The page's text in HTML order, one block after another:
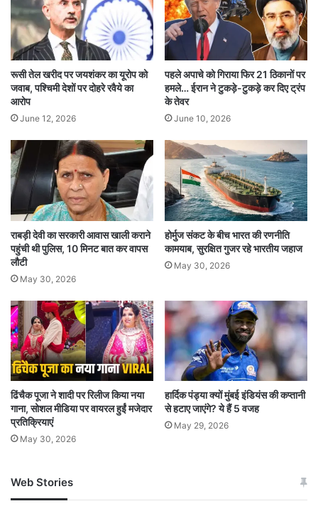
कानून-व्यवस्था चरमरा गई है।
क्या है पूरा मामला?
मीडिया रिपोर्ट के अनुसार, शुक्रवार रात वे मच्छरदानी
ने उनकी मच्छरदानी काटकर सोती हुई बच्ची को अगवा कर
लिया और भाग गए। घटना के बाद परिजनों ने बच्ची की
तलाश शुरू की। दोपहर में बच्ची तारकेश्वर रेलवे के ऊंचे
नाले के पास खून से लथपथ और गंभीर हालत में मिली।
बच्ची को गंभीर हालत में तारकेश्वर ग्रामीण अस्पताल में भर्ती
कराया गया, जहां उसका इलाज चल रहा है। पुलिस ने
मामला दर्ज कर आगे की जांच शुरू कर दी है।
BJP Four years old Girl hiding
Hooghly police Rape truth
रूसी तेल खरीद पर जयशंकर का यूरोप को
जवाब, पश्चिमी देशों पर दोहरे रवैये का
आरोप
June 12, 2026
पहले अपाचे को गिराया फिर 21 ठिकानों पर
हमले… ईरान ने टुकड़े-टुकड़े कर दिए ट्रंप
के तेवर
June 10, 2026
राबड़ी देवी का सरकारी आवास खाली कराने
पहुंची थी पुलिस, 10 मिनट बात कर वापस
लौटी
May 30, 2026
होर्मुज संकट के बीच भारत की रणनीति
कामयाब, सुरक्षित गुजर रहे भारतीय जहाज
May 30, 2026
ढिंचैक पूजा ने शादी पर रिलीज किया नया
गाना, सोशल मीडिया पर वायरल हुईं मजेदार
प्रतिक्रियाएं
May 30, 2026
हार्दिक पंड्या क्यों मुंबई इंडियंस की कप्तानी
से हटाए जाएंगे? ये हैं 5 वजह
May 29, 2026
Web Stories
जम्मू-कश्मीर में बारिश से
अपडेट
खाई में धक्का… आरोपियों ने